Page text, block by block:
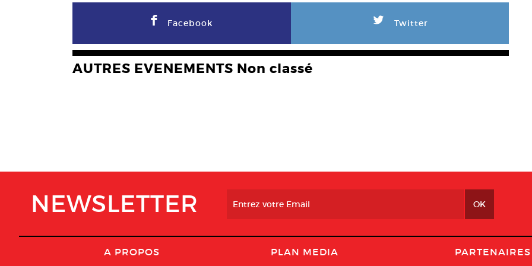
F Facebook L Twitter
AUTRES EVENEMENTS Non classé
NEWSLETTER
A PROPOS PLAN MEDIA PARTENAIRES